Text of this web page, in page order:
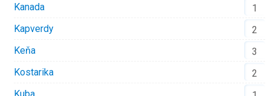
Kanada
1
Kapverdy
2
Keňa
3
Kostarika
2